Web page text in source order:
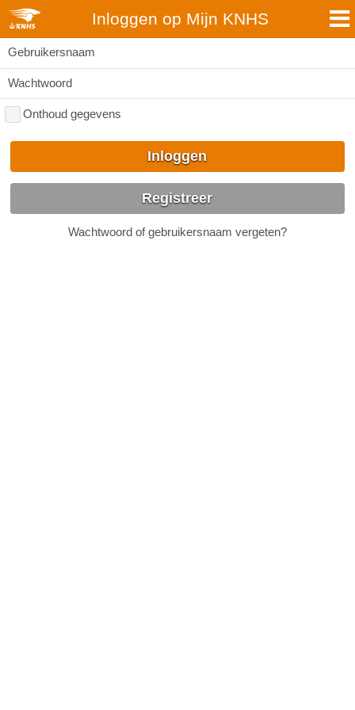
Inloggen op Mijn KNHS
Gebruikersnaam
Wachtwoord
Onthoud gegevens
Inloggen
Registreer
Wachtwoord of gebruikersnaam vergeten?